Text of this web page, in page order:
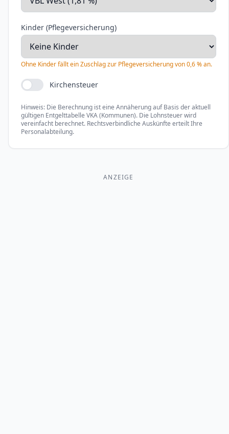
Kinder (Pflegeversicherung)
Ohne Kinder fällt ein Zuschlag zur Pflegeversicherung von 0,6 % an.
Kirchensteuer
Hinweis: Die Berechnung ist eine Annäherung auf Basis der aktuell
gültigen Entgelttabelle VKA (Kommunen). Die Lohnsteuer wird
vereinfacht berechnet. Rechtsverbindliche Auskünfte erteilt Ihre
Personalabteilung.
ANZEIGE